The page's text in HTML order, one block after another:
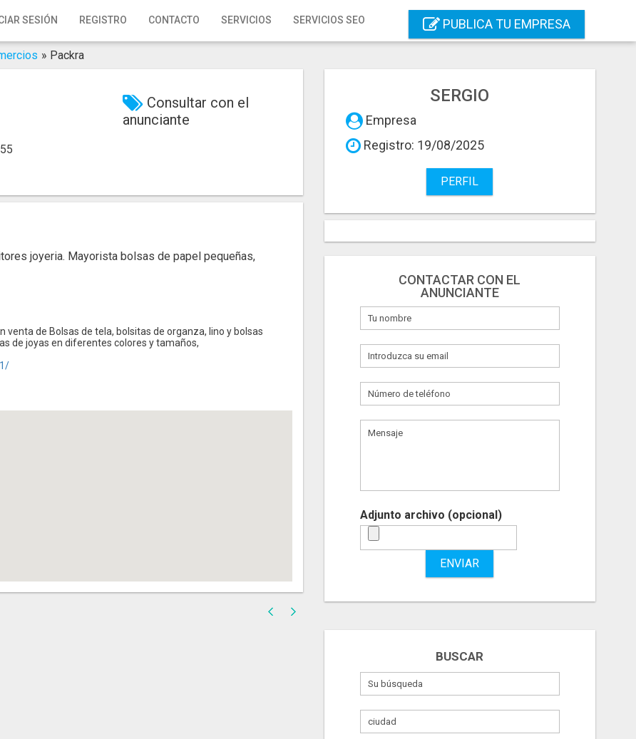
SESIÓN REGISTRO CONTACTO SERVICIOS SERVICIOS SEO PUBLICA TU EMPRESA
» Packra
Consultar con el
anunciante
joyeria. Mayorista bolsas de papel pequeñas,
venta de Bolsas de tela, bolsitas de organza, lino y bolsas
de joyas en diferentes colores y tamaños,
SERGIO
Empresa
Registro: 19/08/2025
PERFIL
CONTACTAR CON EL
ANUNCIANTE
Adjunto archivo (opcional)
ENVIAR
BUSCAR